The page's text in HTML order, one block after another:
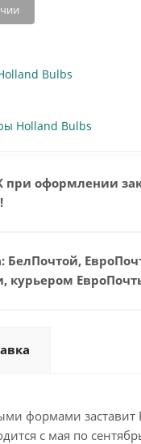
Bulbs
Holland Bulbs
при оформлении
БелПочтой,
курьером
формами заставит
с мая по